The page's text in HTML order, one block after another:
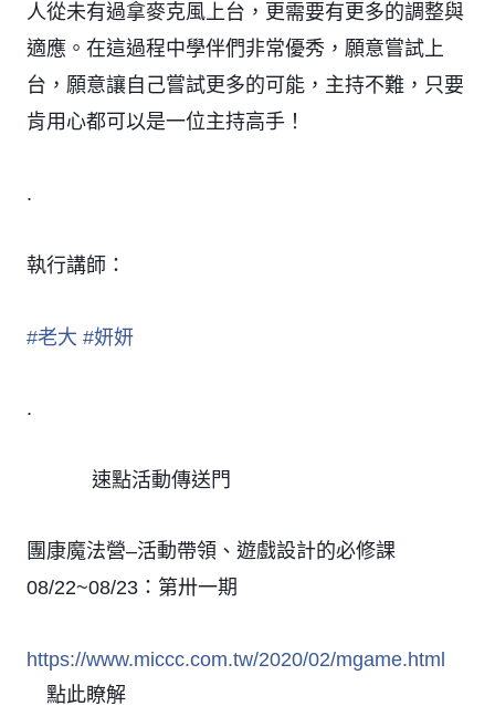
人從未有過拿麥克風上台，更需要有更多的調整與
適應。在這過程中學伴們非常優秀，願意嘗試上
台，願意讓自己嘗試更多的可能，主持不難，只要
肯用心都可以是一位主持高手！
.
執行講師：
#老大 #妍妍
.
速點活動傳送門
團康魔法營–活動帶領、遊戲設計的必修課
08/22~08/23：第卅一期
https://www.miccc.com.tw/2020/02/mgame.html
👈點此瞭解